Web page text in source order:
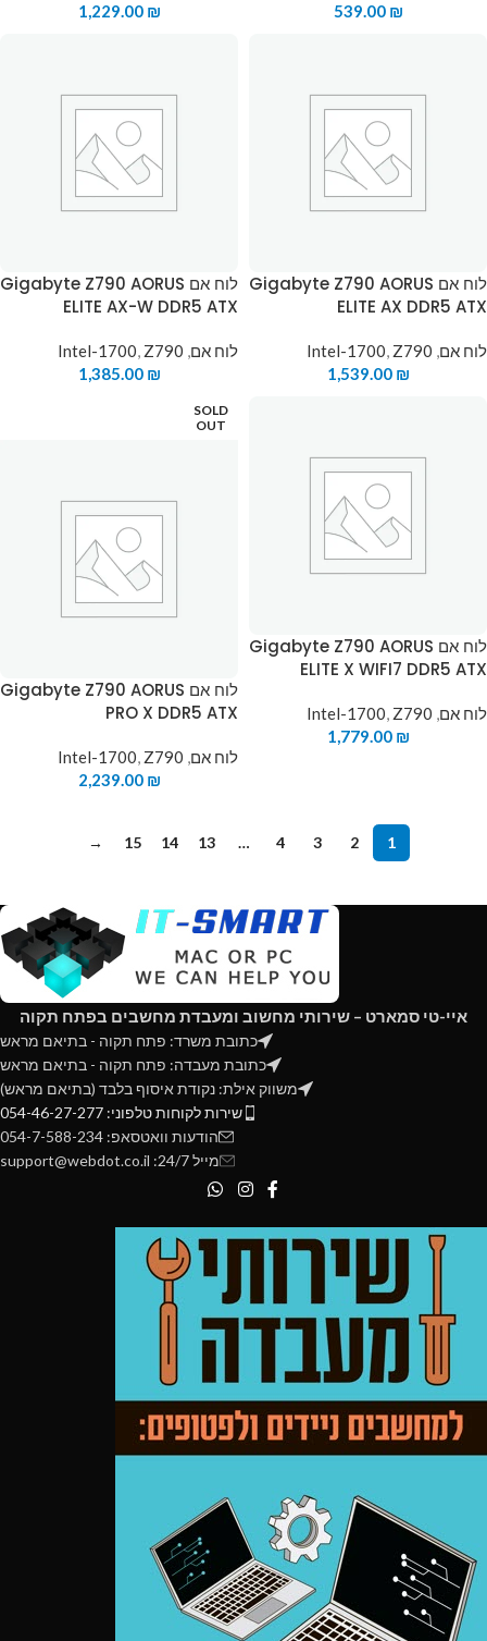
539.00 ₪
1,229.00 ₪
לוח אם Gigabyte Z790 AORUS
ELITE AX DDR5 ATX
לוח אם,
Intel-1700, Z790
1,539.00 ₪
לוח אם Gigabyte Z790 AORUS
ELITE AX-W DDR5 ATX
לוח אם,
Intel-1700, Z790
1,385.00 ₪
לוח אם Gigabyte Z790 AORUS
ELITE X WIFI7 DDR5 ATX
לוח אם,
Intel-1700, Z790
1,779.00 ₪
SOLD
OUT
לוח אם Gigabyte Z790 AORUS
PRO X DDR5 ATX
לוח אם,
Intel-1700, Z790
2,239.00 ₪
1
2
3
4
…
13
14
15
→
איי-טי סמארט – שירותי מחשוב ומעבדת מחשבים בפתח תקוה
כתובת משרד: פתח תקוה - בתיאם מראש
כתובת מעבדה: פתח תקוה - בתיאם מראש
משווק אילת: נקודת איסוף בלבד (בתיאם מראש)
שירות לקוחות טלפוני: 054-46-27-277
הודעות וואטסאפ: 054-7-588-234
מייל 24/7: support@webdot.co.il